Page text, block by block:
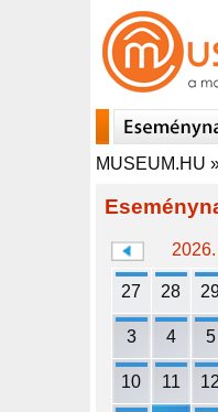
MUSEUM.HU
27 28
3 4 5
10 11 12